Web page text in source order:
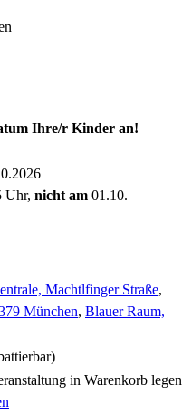
Ihre/r Kinder an!
Uhr, nicht am 01.10.
Machtlfinger Straße,
München, Blauer Raum,
in Warenkorb legen